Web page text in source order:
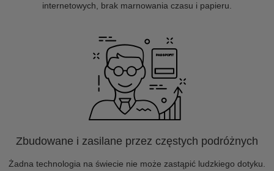
internetowych, brak marnowania czasu i papieru.
Zbudowane i zasilane przez częstych podróżnych
Żadna technologia na świecie nie może zastąpić ludzkiego dotyku.